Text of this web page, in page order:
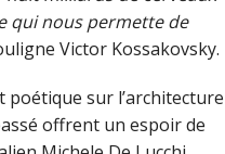
qui nous permette de
Victor Kossakovsky.
sur l’architecture
offrent un espoir de